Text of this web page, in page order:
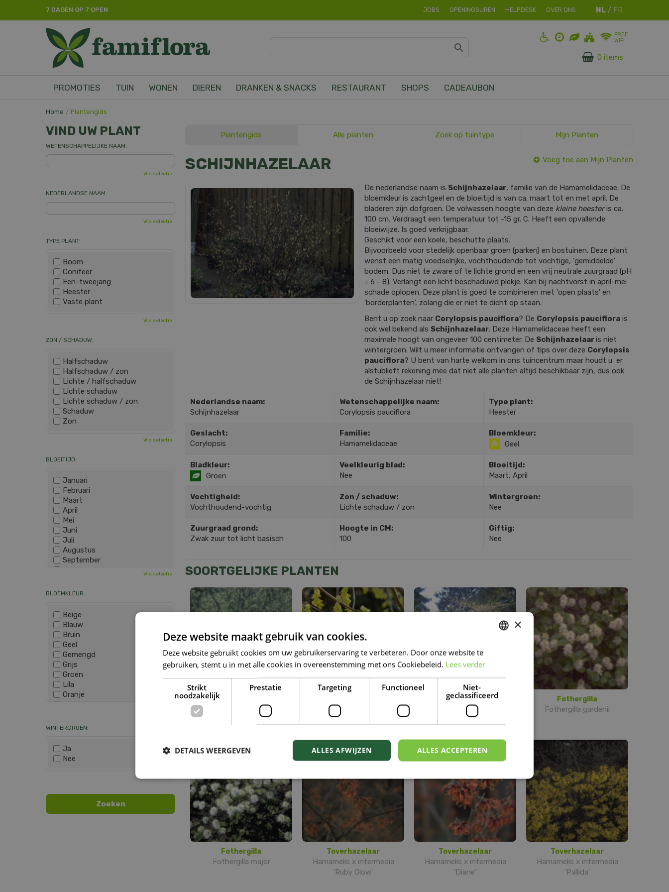
Home Plantengids
7 DAGEN OP 7 OPEN JOBS OPENINGSUREN HELPDESK OVER ONS
FREE
WIFI
0 items
PROMOTIES TUIN WONEN DIEREN DRANKEN & SNACKS RESTAURANT SHOPS CADEAUBON
Plantengids Alle planten Zoek op tuintype Mijn Planten
SCHIJNHAZELAAR Voeg toe aan Mijn Planten
De nederlandse naam is Schijnhazelaar, familie van de Hamamelidaceae. De
bloemkleur is zachtgeel en de bloeitijd is van ca. maart tot en met april. De
bladeren zijn dofgroen. De volwassen hoogte van deze kleine heesteris ca.
100 cm. Verdraagt een temperatuur tot -15 gr. C. Heeft een opvallende
bloeiwijze. Is goed verkrijgbaar.
Geschikt voor een koele, beschutte plaats.
Bijvoorbeeld voor stedelijk openbaar groen (parken) en bostuinen. Deze plant
wenst een matig voedselrijke, vochthoudende tot vochtige, 'gemiddelde'
bodem. Dus niet te zware of te lichte grond en een vrij neutrale zuurgraad (pH
= 6 - 8). Verlangt een licht beschaduwd plekje. Kan bij nachtvorst in april-mei
schade oplopen. Deze plant is goed te combineren met 'open plaats' en
'borderplanten', zolang die er niet te dicht op staan.
Bent u op zoek naar Corylopsis pauciflora? De Corylopsis pauciflora is
ook wel bekend als Schijnhazelaar. Deze Hamamelidaceae heeft een
maximale hoogt van ongeveer 100 centimeter. De Schijnhazelaaris niet
wintergroen. Wilt u meer informatie ontvangen of tips over deze Corylopsis
pauciflora? U bent van harte welkom in ons tuincentrum maar houdt u er
alstublieft rekening mee dat niet alle planten altijd beschikbaar zijn, dus ook
de Schijnhazelaar niet!
Nederlandse naam:
Schijnhazelaar
Wetenschappelijke naam:
Corylopsis pauciflora
Type plant:
Heester
Geslacht:
Corylopsis
Familie:
Hamamelidaceae
Bloemkleur:
Geel
Bladkleur:
Groen
Veelkleurig blad:
Nee
Bloeitijd:
Maart, April
Vochtigheid:
Vochthoudend-vochtig
Zon / schaduw:
Lichte schaduw / zon
Wintergroen:
Nee
Zuurgraad grond:
Zwak zuur tot licht basisch
Hoogte in CM:
100
Giftig:
Nee
SOORTGELIJKE PLANTEN
Schijnhazelaar
Corylopsis sinensis Corylopsis spicata
Amerikaanse
toverhazelaar
Hamamelis virginiana
Fothergilla
Fothergilla gardenii
Fothergilla
Fothergilla major
Toverhazelaar
Hamamelis x intermedia
'Ruby Glow'
Toverhazelaar
Hamamelis x intermedia
'Diane'
Toverhazelaar
Hamamelis x intermedia
'Pallida'
VIND UW PLANT
WETENSCHAPPELIJKE NAAM:
Wis selectie
NEDERLANDSE NAAM:
Wis selectie
TYPE PLANT:
Boom
Conifeer
Een-tweejarig
Heester
Vaste plant
Wis selectie
ZON / SCHADUW:
Halfschaduw
Halfschaduw / zon
Lichte / halfschaduw
Lichte schaduw
Lichte schaduw / zon
Schaduw
Zon
Wis selectie
BLOEITIJD:
Januari
Februari
Maart
April
Mei
Juni
Juli
Augustus
September
December
Wis selectie
BLOEMKLEUR:
Beige
Blauw
Bruin
Geel
Gemengd
Grijs
Groen
Lila
Oranje
Roze
Zwart
WINTERGROEN:
Ja
Nee
Wis selectie
×
Deze website maakt gebruik van cookies.
Deze website gebruikt cookies om uw gebruikerservaring te verbeteren. Door onze website te
gebruiken, stemt u in met alle cookies in overeenstemming met ons Cookiebeleid. Lees verder
Strikt
noodzakelijk
Prestatie Targeting Functioneel
Niet-
geclassificeerd
ALLES ACCEPTEREN
ALLES AFWIJZEN
DETAILS WEERGEVEN